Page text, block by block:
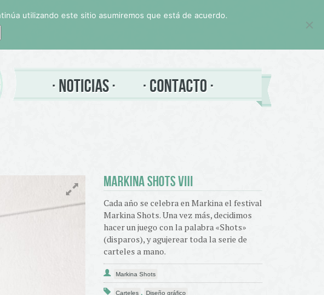
NOTICIAS CONTACTO
MARKINA SHOTS VIII
Cada año se celebra en Markina el festival
Markina Shots. Una vez más, decidimos
hacer un juego con la palabra «Shots»
(disparos), y agujerear toda la serie de
carteles a mano.
Markina Shots
Carteles , Diseño gráfico
utilizando este sitio asumiremos que está de acuerdo.